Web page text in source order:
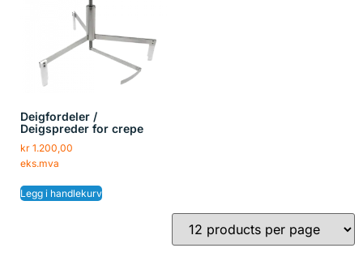
Deigfordeler /
Deigspreder for crepe
kr 1.200,00
eks.mva
Legg i handlekurv